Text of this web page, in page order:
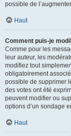
possible de
Haut
Comment puis-je
Comme pour les
leur auteur, les
modifiez tout
obligatoirement
possible de supprimer
des votes ont été
peuvent modifier ou
options d’un sondage
Haut